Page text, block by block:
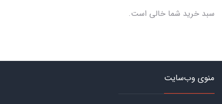
سبد خرید شما خالی است.
منوی وب‌سایت